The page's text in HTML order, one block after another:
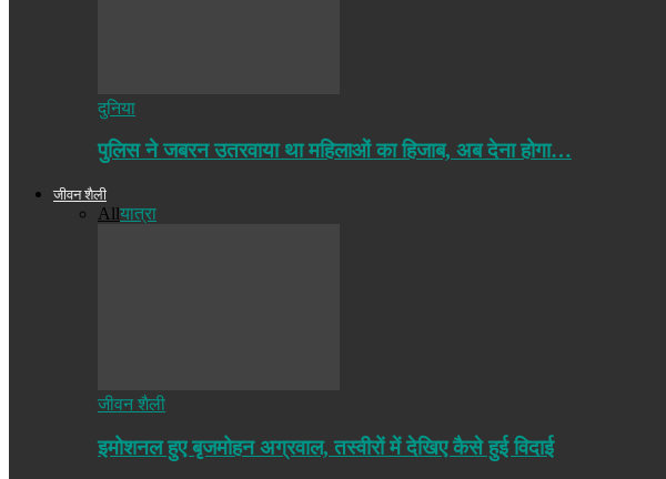
दुनिया
पुलिस ने जबरन उतरवाया था महिलाओं का हिजाब, अब देना होगा…
जीवन शैली
Allयात्रा
जीवन शैली
इमोशनल हुए बृजमोहन अग्रवाल, तस्वीरों में देखिए कैसे हुई विदाई